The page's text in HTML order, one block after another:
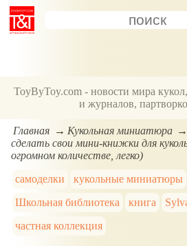
ToyByToy.com - новости мира
и журналов,
Главная Кукольная миниатюра
сделать свои мини-книжки для
огромном количестве, легко)
самоделки
кукольные миниатюры
Школьная библиотека
книга
частная коллекция